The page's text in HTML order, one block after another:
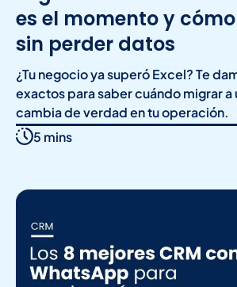
es el momento y
sin perder datos
¿Tu negocio ya superó Excel? Te
exactos para saber cuándo migrar a
cambia de verdad en tu operación.
5 mins